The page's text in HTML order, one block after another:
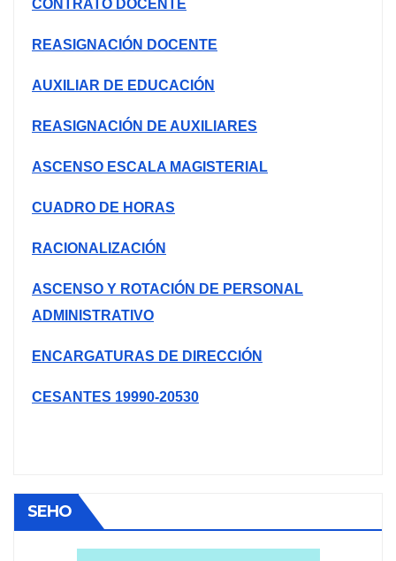
CONTRATO DOCENTE
REASIGNACIÓN DOCENTE
AUXILIAR DE EDUCACIÓN
REASIGNACIÓN DE AUXILIARES
ASCENSO ESCALA MAGISTERIAL
CUADRO DE HORAS
RACIONALIZACIÓN
ASCENSO Y ROTACIÓN DE PERSONAL
ADMINISTRATIVO
ENCARGATURAS DE DIRECCIÓN
CESANTES 19990-20530
SEHO